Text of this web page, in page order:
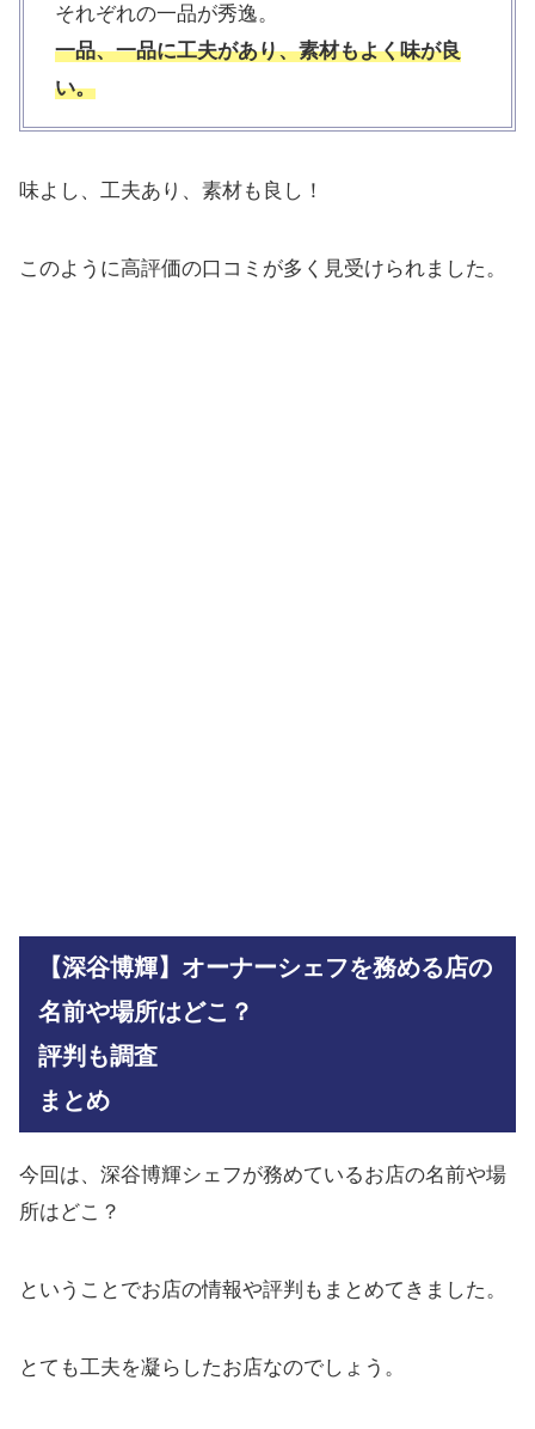
それぞれの一品が秀逸。
一品、一品に工夫があり、素材もよく味が良
い。
味よし、工夫あり、素材も良し！
このように高評価の口コミが多く見受けられました。
【深谷博輝】オーナーシェフを務める店の
名前や場所はどこ？
評判も調査
まとめ
今回は、深谷博輝シェフが務めているお店の名前や場
所はどこ？
ということでお店の情報や評判もまとめてきました。
とても工夫を凝らしたお店なのでしょう。